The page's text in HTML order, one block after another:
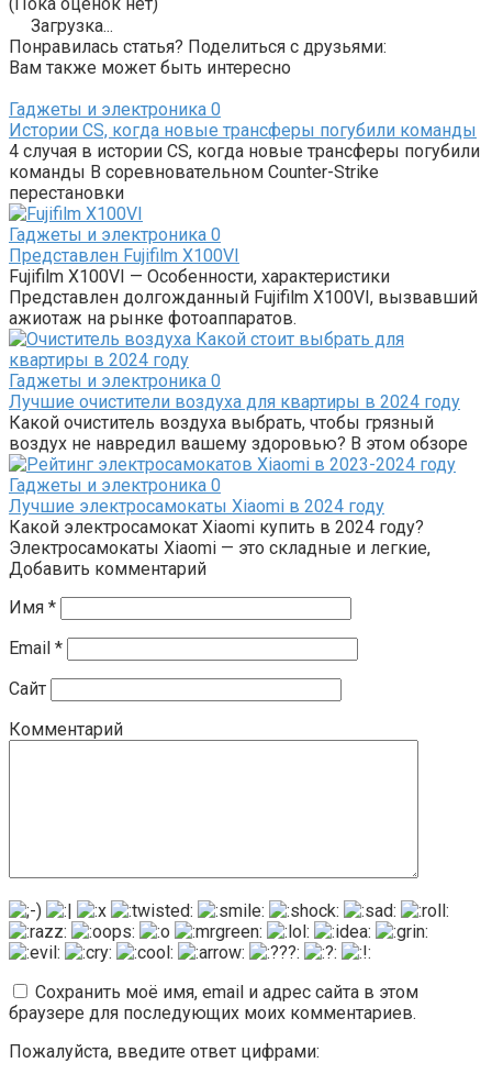
Загрузка...
Понравилась статья? Поделиться с друзьями:
Вам также может быть интересно
Гаджеты и электроника 0
Истории CS, когда новые трансферы погубили команды
4 случая в истории CS, когда новые трансферы погубили
команды В соревновательном Counter-Strike
перестановки
Гаджеты и электроника 0
Представлен Fujifilm X100VI
Fujifilm X100VI — Особенности, характеристики
Представлен долгожданный Fujifilm X100VI, вызвавший
ажиотаж на рынке фотоаппаратов.
Гаджеты и электроника 0
Лучшие очистители воздуха для квартиры в 2024 году
Какой очиститель воздуха выбрать, чтобы грязный
воздух не навредил вашему здоровью? В этом обзоре
Гаджеты и электроника 0
Лучшие электросамокаты Xiaomi в 2024 году
Какой электросамокат Xiaomi купить в 2024 году?
Электросамокаты Xiaomi — это складные и легкие,
Добавить комментарий
Имя *
Email *
Сайт
Комментарий
Сохранить моё имя, email и адрес сайта в этом
браузере для последующих моих комментариев.
Пожалуйста, введите ответ цифрами: